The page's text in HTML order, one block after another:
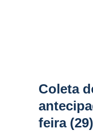
Coleta
feira